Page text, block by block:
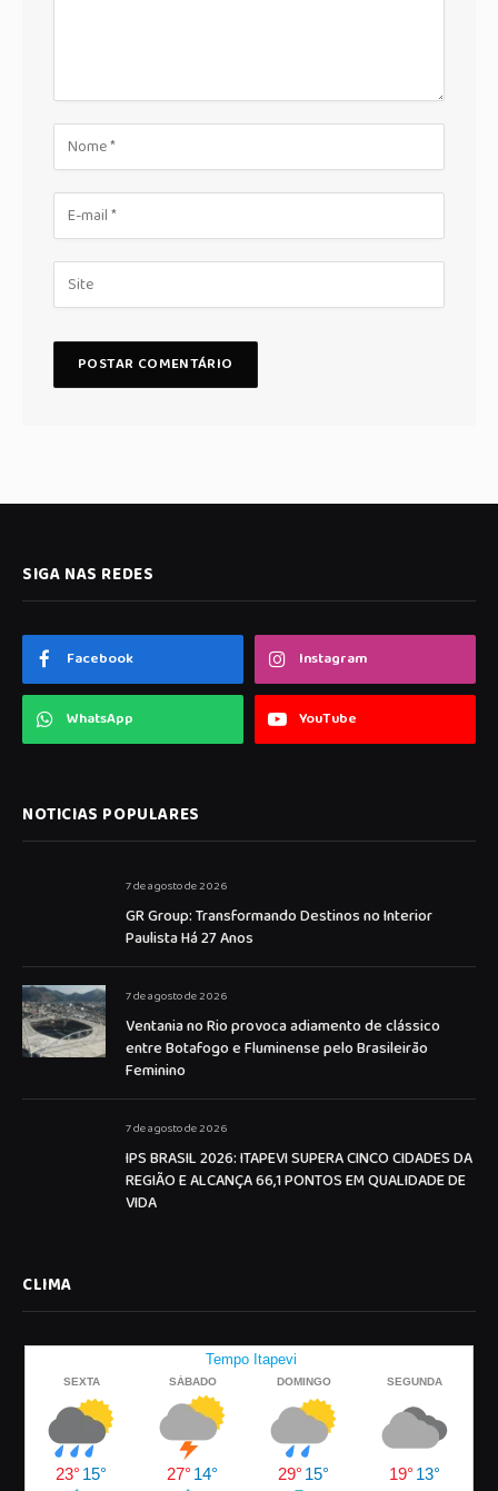
SIGA NAS REDES
Facebook Instagram
WhatsApp YouTube
NOTICIAS POPULARES
7 de agosto de 2026
GR Group: Transformando Destinos no Interior
Paulista Há 27 Anos
7 de agosto de 2026
Ventania no Rio provoca adiamento de clássico
entre Botafogo e Fluminense pelo Brasileirão
Feminino
7 de agosto de 2026
IPS BRASIL 2026: ITAPEVI SUPERA CINCO CIDADES DA
REGIÃO E ALCANÇA 66,1 PONTOS EM QUALIDADE DE
VIDA
CLIMA